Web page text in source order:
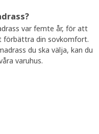
var femte år, för att
förbättra din sovkomfort.
du ska välja, kan du
varuhus.